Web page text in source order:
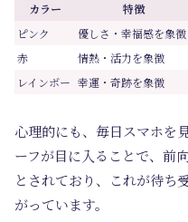
カラー 特徴
ピンク
優しさ・幸福感を象徴
赤
情熱・活力を象徴
レインボー 幸運・奇跡を象徴
心理的にも、毎日スマホを
ーフが目に入ることで、前
とされており、これが待ち
がっています。